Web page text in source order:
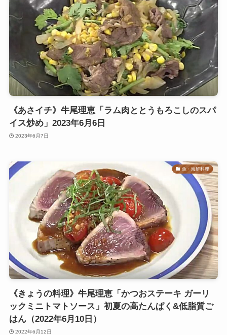
《あさイチ》牛尾理恵「ラム肉ととうもろこしのスパ
イス炒め」2023年6月6日
2023年6月7日
魚・海鮮料理
《きょうの料理》牛尾理恵「かつおステーキ ガーリ
ックミニトマトソース」初夏の高たんぱく&低脂質ご
はん（2022年6月10日）
2022年6月12日